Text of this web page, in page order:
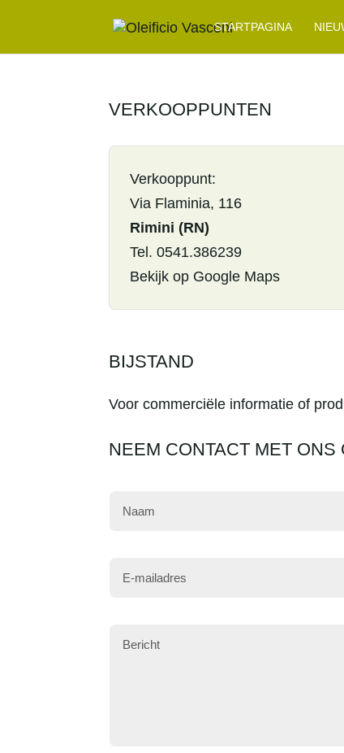
STARTPAGINA
VERKOOPPUNTEN
Verkooppunt:
Via Flaminia, 116
Rimini (RN)
Tel. 0541.386239
Bekijk op Google Maps
BIJSTAND
Voor commerciële informatie of
NEEM CONTACT MET ONS